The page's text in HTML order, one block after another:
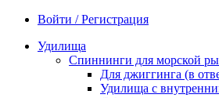
Войти / Регистрация
Удилища
Спиннинги для морской
Для джиггинга (в
Удилища с